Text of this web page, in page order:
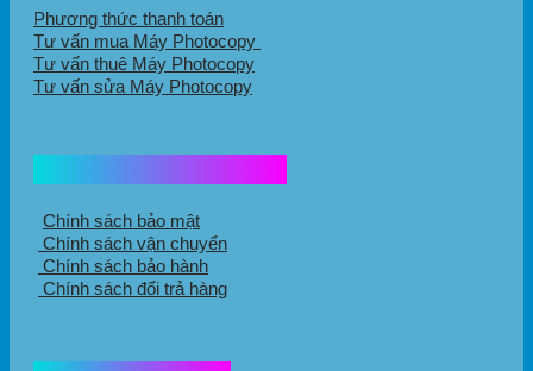
Phương thức thanh toán
Tư vấn mua Máy Photocopy
Tư vấn thuê Máy Photocopy
Tư vấn sửa Máy Photocopy
Chính sách bảo mật
Chính sách vận chuyển
Chính sách bảo hành
Chính sách đổi trả hàng